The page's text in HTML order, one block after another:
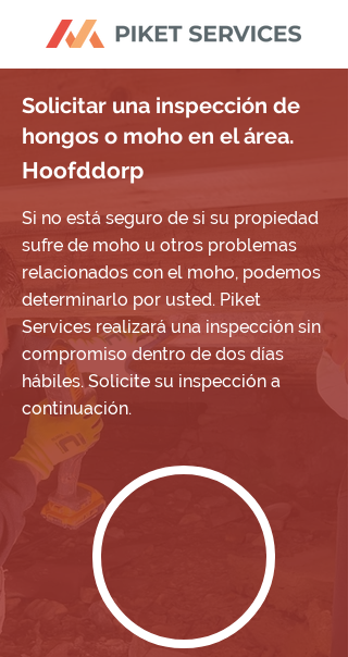
Solicitar una inspección de
hongos o moho en el área.
Hoofddorp
Si no está seguro de si su propiedad
sufre de moho u otros problemas
relacionados con el moho, podemos
determinarlo por usted. Piket
Services realizará una inspección sin
compromiso dentro de dos días
hábiles. Solicite su inspección a
continuación.